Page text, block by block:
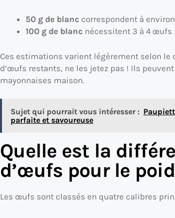
50 g de blanc correspondent à
100 g de blanc nécessitent 3 à 4 œufs
Ces estimations varient légèrement selon le
d’œufs restants, ne les jetez pas ! Ils
mayonnaises maison.
Sujet qui pourrait vous intéresser :
parfaite et savoureuse
Quelle est la
d’œufs pour le
Les œufs sont classés en quatre calibres